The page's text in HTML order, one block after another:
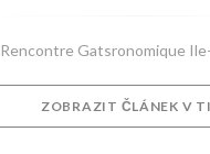
Rencontre Gatsronomique
ZOBRAZIT ČLÁNEK V